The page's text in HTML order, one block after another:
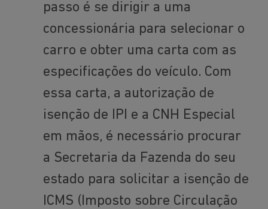
passo é se dirigir a uma
concessionária para selecionar o
carro e obter uma carta com as
especificações do veículo. Com
essa carta, a autorização de
isenção de IPI e a CNH Especial
em mãos, é necessário procurar
a Secretaria da Fazenda do seu
estado para solicitar a isenção de
ICMS (Imposto sobre Circulação